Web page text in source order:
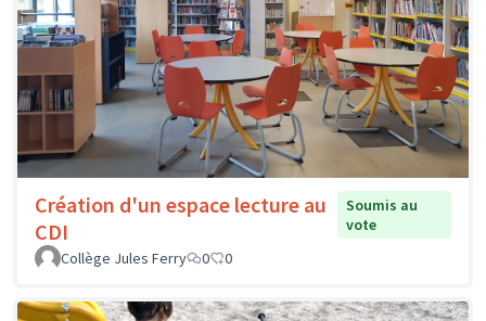
Création d'un espace lecture au
CDI
Soumis au
vote
Collège Jules Ferry
0 0